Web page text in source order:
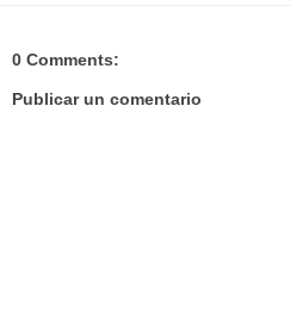
0 Comments:
Publicar un comentario